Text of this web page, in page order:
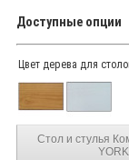
Доступные опции
Цвет дерева для
Стол и стулья
YORK